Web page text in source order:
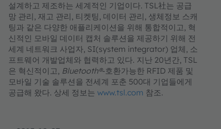
설계하고 제조하는 세계적인 기업이다. TSL社는 공급
망 관리, 재고 관리, 티켓팅, 데이터 관리, 생체정보 스캐
팅과 같은 다양한 애플리케이션을 위해 통합적이고, 혁
신적인 모바일 데이터 캡처 솔루션을 제공하기 위해 전
세계 네트워크 사업자, SI(system integrator) 업체, 소
프트웨어 개발업체와 협력하고 있다. 지난 20년간, TSL
은 혁신적이고, Bluetooth®-호환가능한 RFID 제품 및
모바일 기술 솔루션을 전세계 포춘 500대 기업들에게
공급해 왔다. 상세 정보는 www.tsl.com 참조.